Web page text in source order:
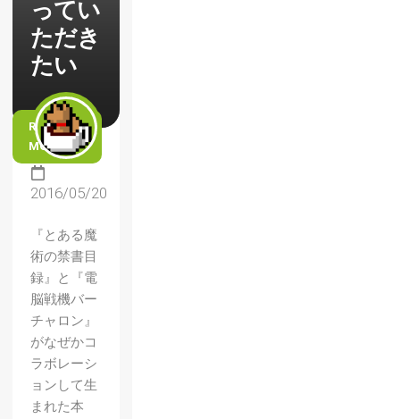
ってい
ただき
たい
READ
MORE
2016/05/20
『とある魔
術の禁書目
録』と『電
脳戦機バー
チャロン』
がなぜかコ
ラボレーシ
ョンして生
まれた本